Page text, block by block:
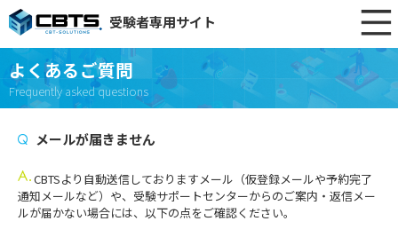
受験者専用サイト
よくあるご質問
Frequently asked questions
メールが届きません
CBTSより自動送信しておりますメール（仮登録メールや予約完了
通知メールなど）や、受験サポートセンターからのご案内・返信メー
ルが届かない場合には、以下の点をご確認ください。